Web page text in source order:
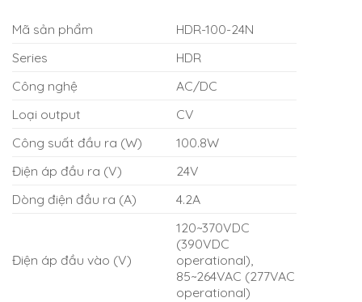
Mã sản phẩm
HDR-100-24N
Series
HDR
Công nghệ
AC/DC
Loại output
CV
Công suất đầu ra (W)
100.8W
Điện áp đầu ra (V)
24V
Dòng điện đầu ra (A)
4.2A
Điện áp đầu vào (V)
120~370VDC
(390VDC
operational),
85~264VAC (277VAC
operational)